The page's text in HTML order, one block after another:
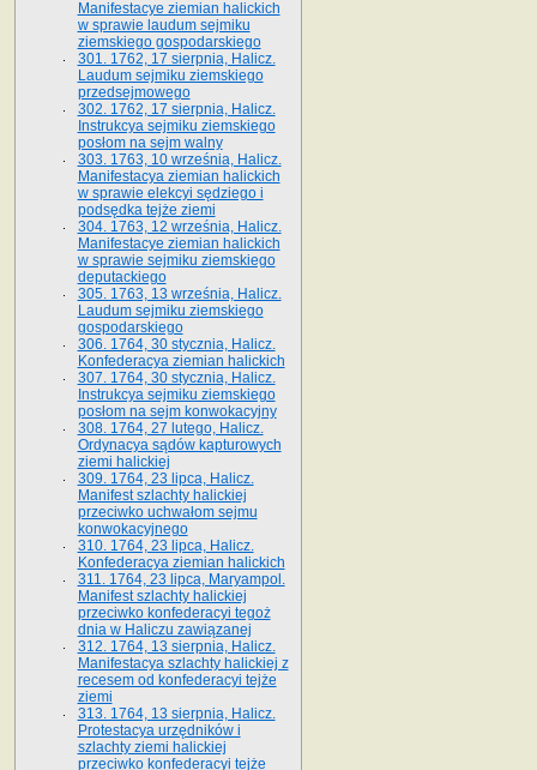
Manifestacye ziemian halickich
w sprawie laudum sejmiku
ziemskiego gospodarskiego
301. 1762, 17 sierpnia, Halicz.
Laudum sejmiku ziemskiego
przedsejmowego
302. 1762, 17 sierpnia, Halicz.
Instrukcya sejmiku ziemskiego
posłom na sejm walny
303. 1763, 10 września, Halicz.
Manifestacya ziemian halickich
w sprawie elekcyi sędziego i
podsędka tejże ziemi
304. 1763, 12 września, Halicz.
Manifestacye ziemian halickich
w sprawie sejmiku ziemskiego
deputackiego
305. 1763, 13 września, Halicz.
Laudum sejmiku ziemskiego
gospodarskiego
306. 1764, 30 stycznia, Halicz.
Konfederacya ziemian halickich
307. 1764, 30 stycznia, Halicz.
Instrukcya sejmiku ziemskiego
posłom na sejm konwokacyjny
308. 1764, 27 lutego, Halicz.
Ordynacya sądów kapturowych
ziemi halickiej
309. 1764, 23 lipca, Halicz.
Manifest szlachty halickiej
przeciwko uchwałom sejmu
konwokacyjnego
310. 1764, 23 lipca, Halicz.
Konfederacya ziemian halickich
311. 1764, 23 lipca, Maryampol.
Manifest szlachty halickiej
przeciwko konfederacyi tegoż
dnia w Haliczu zawiązanej
312. 1764, 13 sierpnia, Halicz.
Manifestacya szlachty halickiej z
recesem od konfederacyi tejże
ziemi
313. 1764, 13 sierpnia, Halicz.
Protestacya urzędników i
szlachty ziemi halickiej
przeciwko konfederacyi tejże